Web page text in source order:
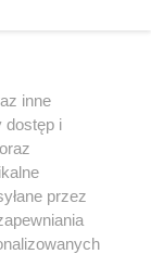
i
sposób (w
polu
w
użycie lub
prawa,
kary i może być
inne
dostęp i
przez